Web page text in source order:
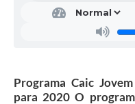
Enquete
Programa Caic
para 2020 O